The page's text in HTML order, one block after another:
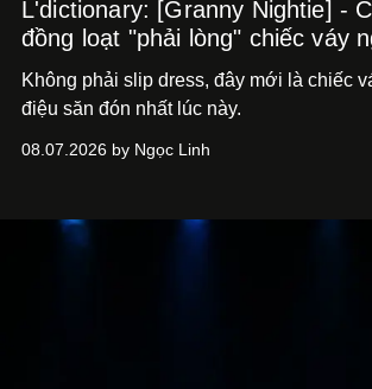
L'dictionary: [Granny Nightie] -
đồng loạt "phải lòng" chiếc váy
Không phải slip dress, đây mới là chiếc
điệu săn đón nhất lúc này.
08.07.2026 by Ngọc Linh